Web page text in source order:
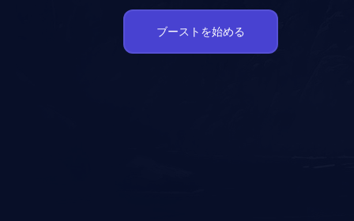
ブーストを始める